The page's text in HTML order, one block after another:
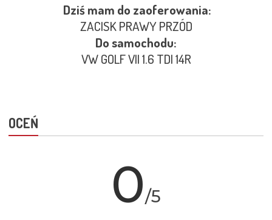
Dziś mam do zaoferowania:
ZACISK PRAWY PRZÓD
Do samochodu:
VW GOLF VII 1.6 TDI 14R
OCEŃ
0/5